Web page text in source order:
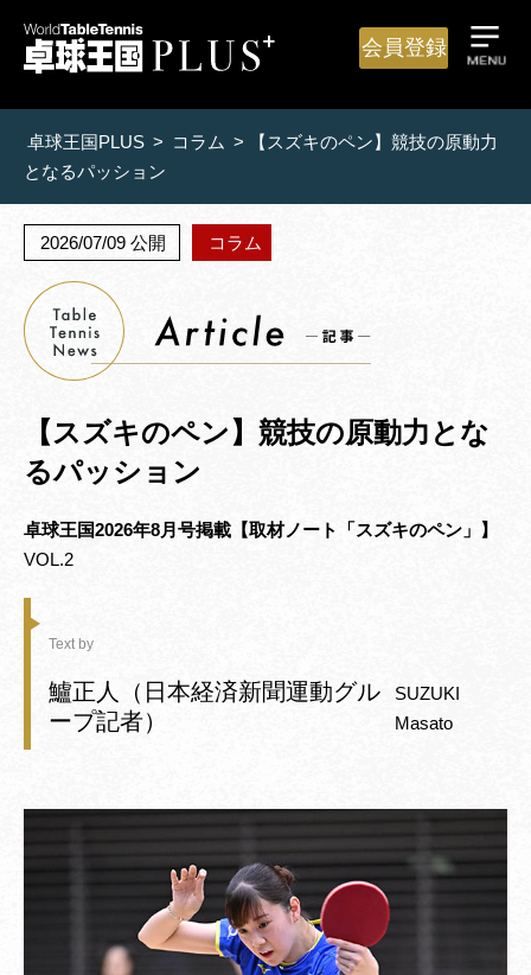
会員登録
卓球王国PLUS > コラム >
【スズキのペン】競技の原動力
となるパッション
2026/07/09 公開 コラム
【スズキのペン】競技の原動力とな
るパッション
卓球王国2026年8月号掲載【取材ノート「スズキのペン」】
VOL.2
Text by
鱸正人（日本経済新聞運動グル
ープ記者）
SUZUKI
Masato